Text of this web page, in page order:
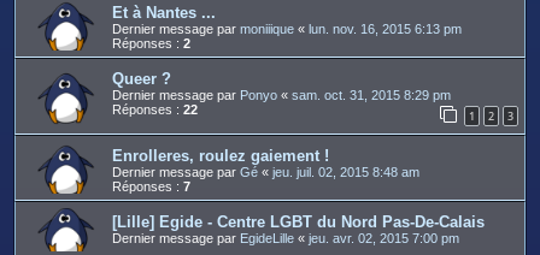
Et à Nantes ...
Dernier message par moniiique « lun. nov. 16, 2015 6:13 pm
Réponses : 2
Queer ?
Dernier message par Ponyo « sam. oct. 31, 2015 8:29 pm
Réponses : 22 1 2 3
Enrolleres, roulez gaiement !
Dernier message par Gé « jeu. juil. 02, 2015 8:48 am
Réponses : 7
[Lille] Egide - Centre LGBT du Nord Pas-De-Calais
Dernier message par EgideLille « jeu. avr. 02, 2015 7:00 pm